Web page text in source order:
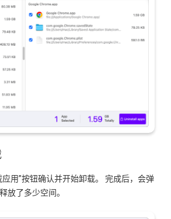
用”按钮确认并开始卸载。 完成后，会弹
放了多少空间。